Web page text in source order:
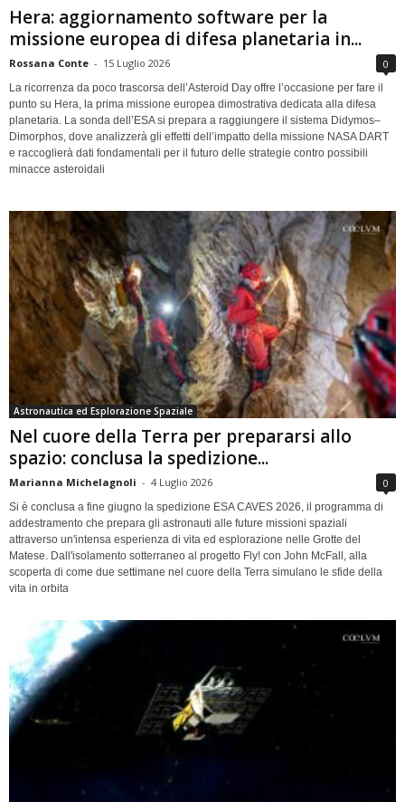
Hera: aggiornamento software per la
missione europea di difesa planetaria in...
Rossana Conte - 15 Luglio 2026 0
La ricorrenza da poco trascorsa dell’Asteroid Day offre l’occasione per fare il
punto su Hera, la prima missione europea dimostrativa dedicata alla difesa
planetaria. La sonda dell’ESA si prepara a raggiungere il sistema Didymos–
Dimorphos, dove analizzerà gli effetti dell’impatto della missione NASA DART
e raccoglierà dati fondamentali per il futuro delle strategie contro possibili
minacce asteroidali
Astronautica ed Esplorazione Spaziale
Nel cuore della Terra per prepararsi allo
spazio: conclusa la spedizione...
Marianna Michelagnoli - 4 Luglio 2026 0
Si è conclusa a fine giugno la spedizione ESA CAVES 2026, il programma di
addestramento che prepara gli astronauti alle future missioni spaziali
attraverso un'intensa esperienza di vita ed esplorazione nelle Grotte del
Matese. Dall'isolamento sotterraneo al progetto Fly! con John McFall, alla
scoperta di come due settimane nel cuore della Terra simulano le sfide della
vita in orbita